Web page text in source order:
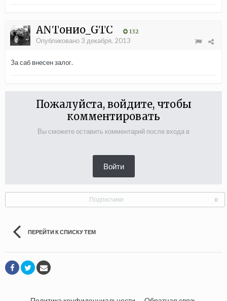
ANTонио_GTC 132
Опубликовано 3 декабря, 2013
За саб внесен залог.
Пожалуйста, войдите, чтобы
комментировать
Вы сможете оставить комментарий после входа в
Войти
Подписчики 0
ПЕРЕЙТИ К СПИСКУ ТЕМ